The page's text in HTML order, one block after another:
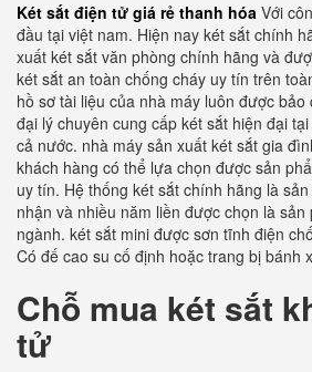
Két sắt điện tử giá rẻ thanh hóa Với
đầu tại việt nam. Hiện nay két sắt chính
xuất két sắt văn phòng chính hãng và
két sắt an toàn chống cháy uy tín trên
hồ sơ tài liệu của nhà máy luôn được
đại lý chuyên cung cấp két sắt hiện đại
cả nước. nhà máy sản xuất két sắt gia
khách hàng có thể lựa chọn được sản
uy tín. Hệ thống két sắt chính hãng là
nhận và nhiều năm liền được chọn là
ngành. két sắt mini được sơn tĩnh điện
Có đế cao su cố định hoặc trang bị bánh
Chỗ mua két sắt
tử